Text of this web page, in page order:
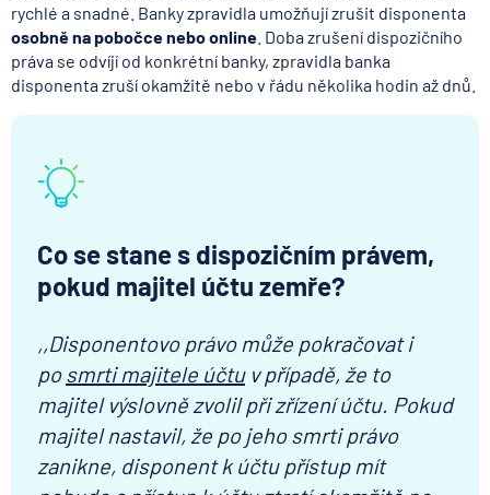
rychlé a snadné. Banky zpravidla umožňují zrušit disponenta
osobně na pobočce nebo online . Doba zrušení dispozičního
práva se odvíjí od konkrétní banky, zpravidla banka
disponenta zruší okamžitě nebo v řádu několika hodin až dnů.
Co se stane s dispozičním právem,
pokud majitel účtu zemře?
,,Disponentovo právo může pokračovat i
posmrti majitele účtuv případě, že to
majitel výslovně zvolil při zřízení účtu. Pokud
majitel nastavil, že po jeho smrti právo
zanikne, disponent k účtu přístup mít